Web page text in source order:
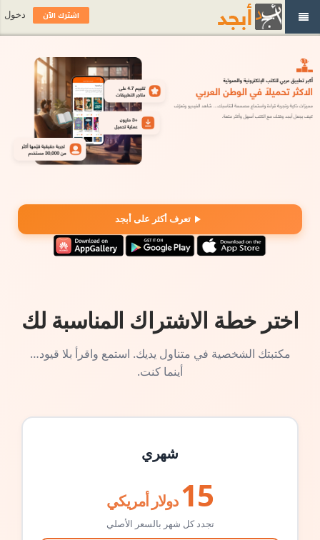
تعرف أكثر على أبجد
اختر خطة الاشتراك المناسبة لك
مكتبتك الشخصية في متناول يديك. استمع واقرأ بلا قيود…
أينما كنت.
شهري
15 دولار أمريكي
تجدد كل شهر بالسعر الأصلي
اشترك الآن دخول